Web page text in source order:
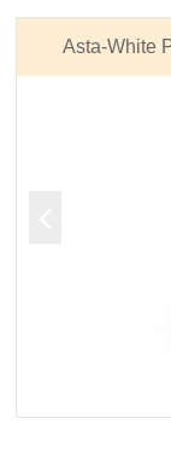
Asta-White